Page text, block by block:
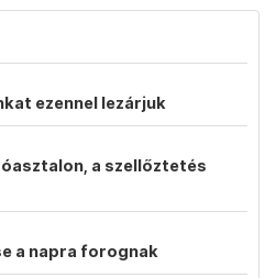
ezennel lezárjuk
a szellőztetés
a napra forognak